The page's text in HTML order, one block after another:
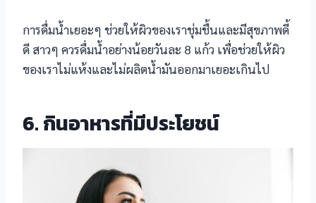
การดื่มน้ำเยอะๆ ช่วยให้ผิวของเราชุ่มชื้นและมีสุขภาพดี้
ดี สาวๆ ควรดื่มน้ำอย่างน้อยวันละ 8 แก้ว เพื่อช่วยให้ผิว
ของเราไม่แห้งและไม่ผลิตน้ำมันออกมาเยอะเกินไป
6. กินอาหารที่มีประโยชน์